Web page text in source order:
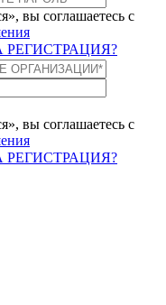
вы соглашаетесь с
вы соглашаетесь с